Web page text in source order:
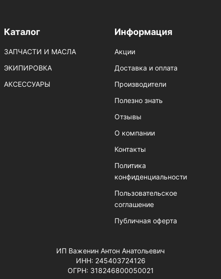
Каталог
ЗАПЧАСТИ И МАСЛА
ЭКИПИРОВКА
АКСЕССУАРЫ
Информация
Акции
Доставка и оплата
Производители
Полезно знать
Отзывы
О компании
Контакты
Политика
конфиденциальности
Пользовательское
соглашение
Публичная оферта
ИП Важенин Антон Анатольевич
ИНН: 245403724126
ОГРН: 318246800050021